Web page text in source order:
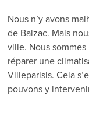
Nous n’y avons
de Balzac. Mais
ville. Nous
réparer une
Villeparisis. Cela
pouvons y